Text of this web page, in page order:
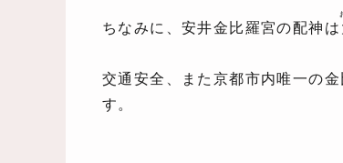
ちなみに、安井金比羅宮の配神は
交通安全、また京都市内唯一の金
す。